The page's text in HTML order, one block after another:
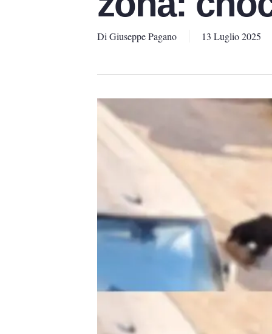
Di Giuseppe Pagano 13 Luglio 2025